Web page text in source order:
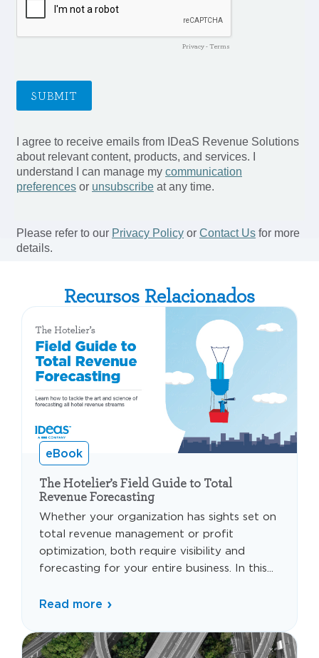
Recursos Relacionados
eBook
The Hotelier’s Field Guide to Total
Revenue Forecasting
Whether your organization has sights set on
total revenue management or profit
optimization, both require visibility and
forecasting for your entire business. In this...
Read more